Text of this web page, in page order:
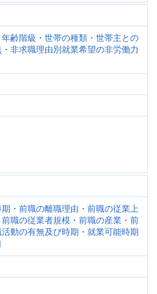
齢階級・世帯の種類・世帯主との
非求職理由別就業希望の非労働力
・前職の離職理由・前職の従業上
職の従業者規模・前職の産業・前
動の有無及び時期・就業可能時期